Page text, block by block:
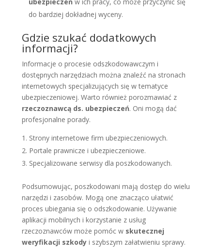
do bardziej dokładnej wyceny.
Gdzie szukać dodatkowych
informacji?
Informacje o procesie odszkodowawczym i
dostępnych narzędziach można znaleźć na stronach
internetowych specjalizujących się w tematyce
ubezpieczeniowej. Warto również porozmawiać z
rzeczoznawcą ds. ubezpieczeń. Oni mogą dać
profesjonalne porady.
Strony internetowe firm ubezpieczeniowych.
Portale prawnicze i ubezpieczeniowe.
Specjalizowane serwisy dla poszkodowanych.
Podsumowując, poszkodowani mają dostęp do wielu
narzędzi i zasobów. Mogą one znacząco ułatwić
proces ubiegania się o odszkodowanie. Używanie
aplikacji mobilnych i korzystanie z usług
rzeczoznawców może pomóc w skutecznej
weryfikacji szkodyi szybszym załatwieniu sprawy.